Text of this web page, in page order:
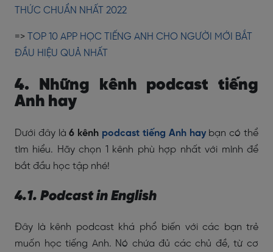
THỨC CHUẨN NHẤT 2022
=>
TOP 10 APP HỌC TIẾNG ANH CHO NGƯỜI MỚI BẮT
ĐẦU HIỆU QUẢ NHẤT
4. Những kênh podcast tiếng
Anh hay
Dưới đây là6 kênh podcast tiếng Anh haybạn có thể
tìm hiểu. Hãy chọn 1 kênh phù hợp nhất với mình để
bắt đầu học tập nhé!
4.1. Podcast in English
Đây là kênh podcast khá phổ biến với các bạn trẻ
muốn học tiếng Anh. Nó chứa đủ các chủ đề, từ cơ